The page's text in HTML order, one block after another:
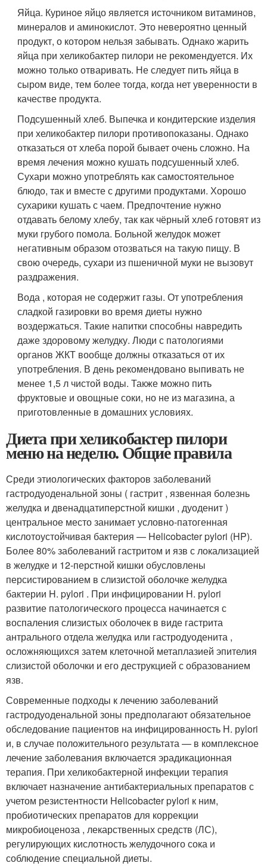
Яйца. Куриное яйцо является источником витаминов,
минералов и аминокислот. Это невероятно ценный
продукт, о котором нельзя забывать. Однако жарить
яйца при хеликобактер пилори не рекомендуется. Их
можно только отваривать. Не следует пить яйца в
сыром виде, тем более тогда, когда нет уверенности в
качестве продукта.
Подсушенный хлеб. Выпечка и кондитерские изделия
при хеликобактер пилори противопоказаны. Однако
отказаться от хлеба порой бывает очень сложно. На
время лечения можно кушать подсушенный хлеб.
Сухари можно употреблять как самостоятельное
блюдо, так и вместе с другими продуктами. Хорошо
сухарики кушать с чаем. Предпочтение нужно
отдавать белому хлебу, так как чёрный хлеб готовят из
муки грубого помола. Больной желудок может
негативным образом отозваться на такую пищу. В
свою очередь, сухари из пшеничной муки не вызовут
раздражения.
Вода , которая не содержит газы. От употребления
сладкой газировки во время диеты нужно
воздержаться. Такие напитки способны навредить
даже здоровому желудку. Люди с патологиями
органов ЖКТ вообще должны отказаться от их
употребления. В день рекомендовано выпивать не
менее 1,5 л чистой воды. Также можно пить
фруктовые и овощные соки, но не из магазина, а
приготовленные в домашних условиях.
Диета при хеликобактер пилори
меню на неделю. Общие правила
Среди этиологических факторов заболеваний
гастродуоденальной зоны ( гастрит , язвенная болезнь
желудка и двенадцатиперстной кишки , дуоденит )
центральное место занимает условно-патогенная
кислотоустойчивая бактерия — Helicobacter pylori (HP).
Более 80% заболеваний гастритом и язв с локализацией
в желудке и 12-перстной кишки обусловлены
персистированием в слизистой оболочке желудка
бактерии H. pylori . При инфицировании Н. рylori
развитие патологического процесса начинается с
воспаления слизистых оболочек в виде гастрита
антрального отдела желудка или гастродуоденита ,
осложняющихся затем клеточной метаплазией эпителия
слизистой оболочки и его деструкцией с образованием
язв.
Современные подходы к лечению заболеваний
гастродуоденальной зоны предполагают обязательное
обследование пациентов на инфицированность Н. рylori
и, в случае положительного результата — в комплексное
лечение заболевания включается эрадикационная
терапия. При хеликобактерной инфекции терапия
включает назначение антибактериальных препаратов с
учетом резистентности Helicobacter pylori к ним,
пробиотических препаратов для коррекции
микробиоценоза , лекарственных средств (ЛС),
регулирующих кислотность желудочного сока и
соблюдение специальной диеты.